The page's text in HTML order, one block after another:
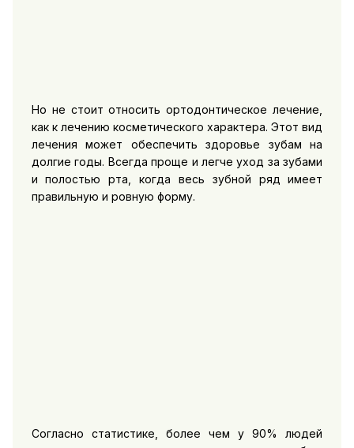
Но не стоит относить ортодонтическое лечение,
как к лечению косметического характера. Этот вид
лечения может обеспечить здоровье зубам на
долгие годы. Всегда проще и легче уход за зубами
и полостью рта, когда весь зубной ряд имеет
правильную и ровную форму.
Согласно статистике, более чем у 90% людей